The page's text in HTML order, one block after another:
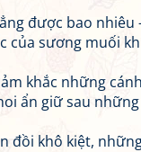
được bao nhiêu
của sương muối
khắc những
ẩn giữ sau
đồi khô kiệt,